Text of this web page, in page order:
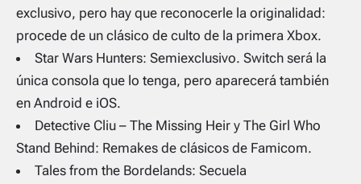
exclusivo, pero hay que reconocerle la originalidad:
procede de un clásico de culto de la primera Xbox.
Star Wars Hunters: Semiexclusivo. Switch será la
única consola que lo tenga, pero aparecerá también
en Android e iOS.
Detective Cliu – The Missing Heir y The Girl Who
Stand Behind: Remakes de clásicos de Famicom.
Tales from the Bordelands: Secuela